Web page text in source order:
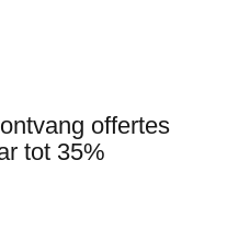
offertes
tot 35%